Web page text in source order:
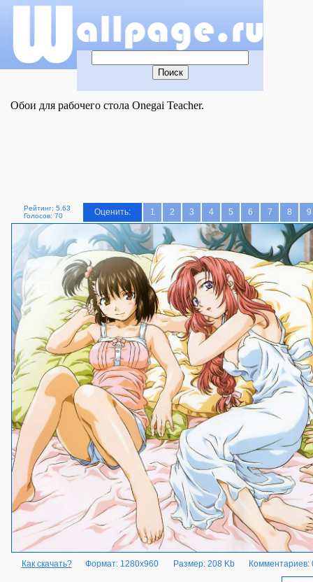
Обои для рабочего стола Onegai Teacher.
Рейтинг: 5.63
Голосов: 70
Оценить: 1 2 3 4 5 6 7 8 9
Как скачать? Формат: 1280x960 Размер: 208 Kb Комментариев: